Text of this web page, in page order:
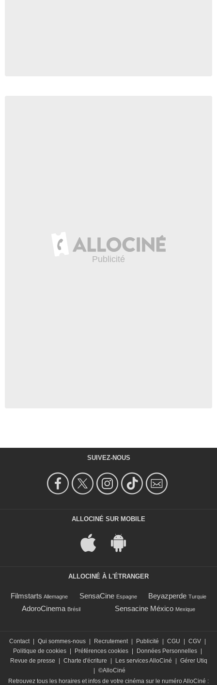
SUIVEZ-NOUS
ALLOCINÉ SUR MOBILE
ALLOCINÉ À L'ÉTRANGER
Filmstarts Allemagne SensaCine Espagne Beyazperde Turquie
AdoroCinema Brésil Sensacine México Mexique
Contact Qui sommes-nous Recrutement Publicité CGU CGV
Politique de cookies
Préférences cookies Données Personnelles
Revue de presse
Charte d'écriture Les services AlloCiné
Gérer Utiq
©AlloCiné
Retrouvez tous les horaires et infos de votre cinéma sur le numéro AlloCiné :